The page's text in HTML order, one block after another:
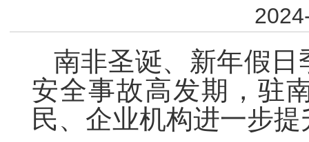
南非圣诞、新年假
安全事故高发期，驻
民、企业机构进一步